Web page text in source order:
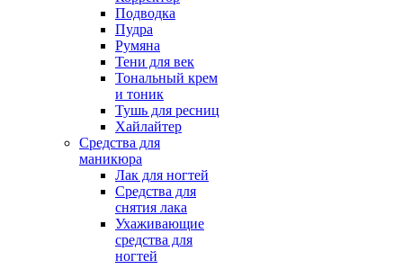
Подводка
Пудра
Румяна
Тени для век
Тональный крем
и тоник
Тушь для ресниц
Хайлайтер
Средства для
маникюра
Лак для ногтей
Средства для
снятия лака
Ухаживающие
средства для
ногтей